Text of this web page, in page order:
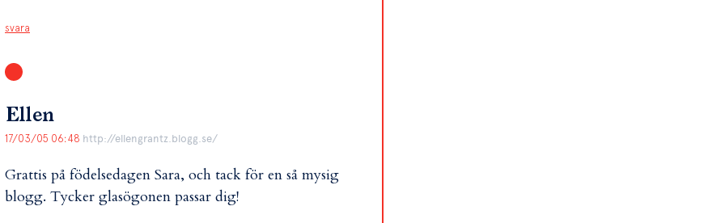
svara
Ellen
17/03/05 06:48 http://ellengrantz.blogg.se/
Grattis på födelsedagen Sara, och tack för en så mysig
blogg. Tycker glasögonen passar dig!